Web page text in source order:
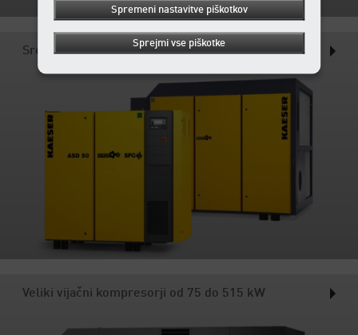
Srednje veliki vijačni kompresorji od 18 do 110 kW
Veliki vijačni kompresorji od 75 do 515 kW
Spremeni nastavitve piškotkov
Sprejmi vse piškotke